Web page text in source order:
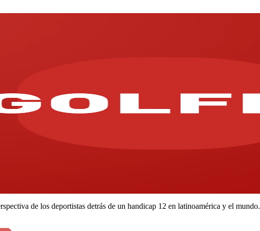
de los deportistas detrás de un handicap 12 en latinoamérica y el mundo.